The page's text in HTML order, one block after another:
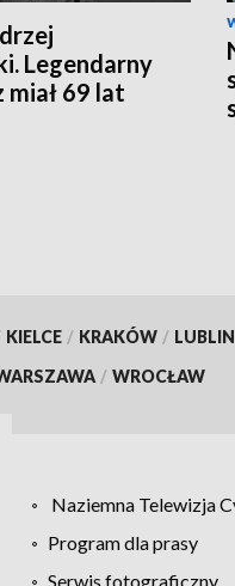
Legendarny
miał 69 lat
KIELCE / KRAKÓW / LUBLIN
/ WROCŁAW
Naziemna Telewizja
Program dla prasy
Serwis fotograficzny